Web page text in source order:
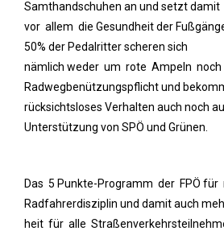
Samthandschuhen an und setzt damit
vor allem die Gesundheit der
50% der Pedalritter scheren sich
nämlich weder um rote Ampeln noch
Radwegbenützungspflicht und
rücksichtsloses Verhalten auch noch
Unterstützung von SPÖ und Grünen.
Das 5 Punkte-Programm der FPÖ für
Radfahrerdisziplin und damit auch
heit für alle